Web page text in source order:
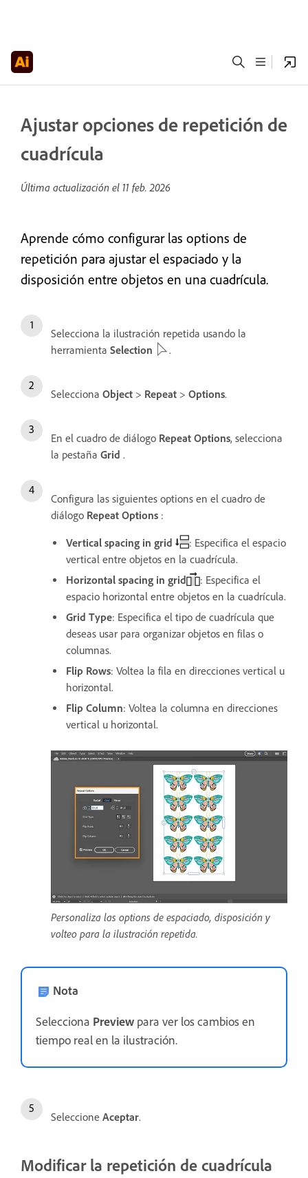
Ajustar opciones de repetición de
cuadrícula
Última actualización el 11 feb. 2026
Aprende cómo configurar las options de
repetición para ajustar el espaciado y la
disposición entre objetos en una cuadrícula.
Selecciona la ilustración repetida usando la
herramienta Selection .
Selecciona Object > Repeat > Options.
En el cuadro de diálogo Repeat Options, selecciona
la pestaña Grid .
Configura las siguientes options en el cuadro de
diálogo Repeat Options :
Vertical spacing in grid
: Especifica el espacio
vertical entre objetos en la cuadrícula.
Horizontal spacing in grid
: Especifica el
espacio horizontal entre objetos en la cuadrícula.
Grid Type: Especifica el tipo de cuadrícula que
deseas usar para organizar objetos en filas o
columnas.
Flip Rows: Voltea la fila en direcciones vertical u
horizontal.
Flip Column: Voltea la columna en direcciones
vertical u horizontal.
Personaliza las options de espaciado, disposición y
volteo para la ilustración repetida.
Nota
Selecciona Preview para ver los cambios en
tiempo real en la ilustración.
Seleccione Aceptar.
Modificar la repetición de cuadrícula